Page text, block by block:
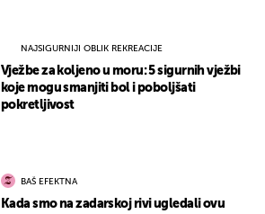
NAJSIGURNIJI OBLIK REKREACIJE
Vježbe za koljeno u moru: 5 sigurnih vježbi
koje mogu smanjiti bol i poboljšati
pokretljivost
BAŠ EFEKTNA
Kada smo na zadarskoj rivi ugledali ovu